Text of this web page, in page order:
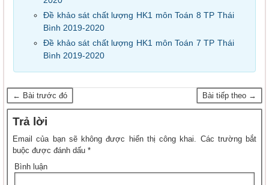
Đề khảo sát chất lượng HK1 môn Toán 8 TP Thái
Bình 2019-2020
Đề khảo sát chất lượng HK1 môn Toán 7 TP Thái
Bình 2019-2020
← Bài trước đó Bài tiếp theo →
Trả lời
Email của bạn sẽ không được hiển thị công khai. Các trường bắt
buộc được đánh dấu *
Bình luận